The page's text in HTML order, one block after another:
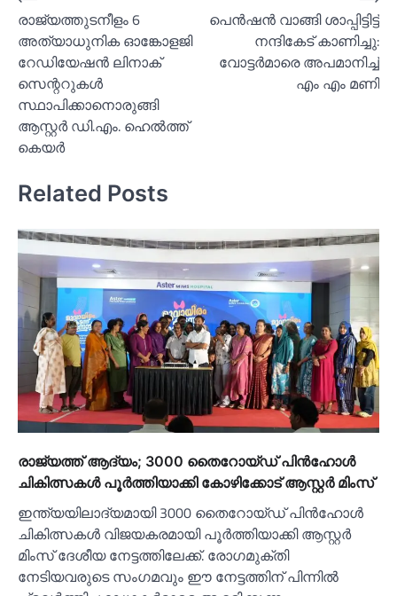
navigation
രാജ്യത്തുടനീളം 6
അത്യാധുനിക ഓങ്കോളജി
റേഡിയേഷൻ ലിനാക്
സെന്ററുകൾ
സ്ഥാപിക്കാനൊരുങ്ങി
ആസ്റ്റർ ഡി.എം. ഹെൽത്ത്
കെയർ
പെന്‍ഷന്‍ വാങ്ങി ശാപ്പിട്ടിട്ട്
നന്ദികേട് കാണിച്ചു:
വോട്ടര്‍മാരെ അപമാനിച്ച്‌
എം എം മണി
Related Posts
രാജ്യത്ത് ആദ്യം; 3000 തൈറോയ്ഡ് പിൻഹോൾ
ചികിത്സകൾ പൂർത്തിയാക്കി കോഴിക്കോട് ആസ്റ്റർ മിംസ്
ഇന്ത്യയിലാദ്യമായി 3000 തൈറോയ്ഡ് പിൻഹോൾ
ചികിത്സകൾ വിജയകരമായി പൂർത്തിയാക്കി ആസ്റ്റർ
മിംസ് ദേശീയ നേട്ടത്തിലേക്ക്. രോഗമുക്തി
നേടിയവരുടെ സംഗമവും ഈ നേട്ടത്തിന് പിന്നിൽ